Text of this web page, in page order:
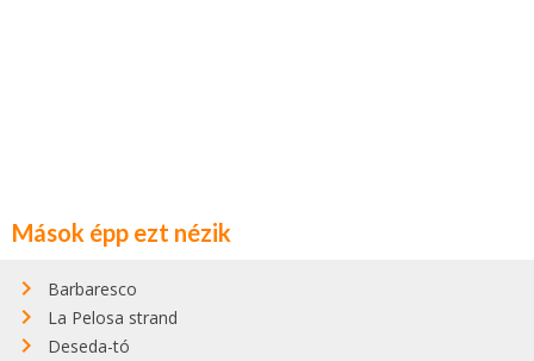
Mások épp ezt nézik
Barbaresco
La Pelosa strand
Deseda-tó